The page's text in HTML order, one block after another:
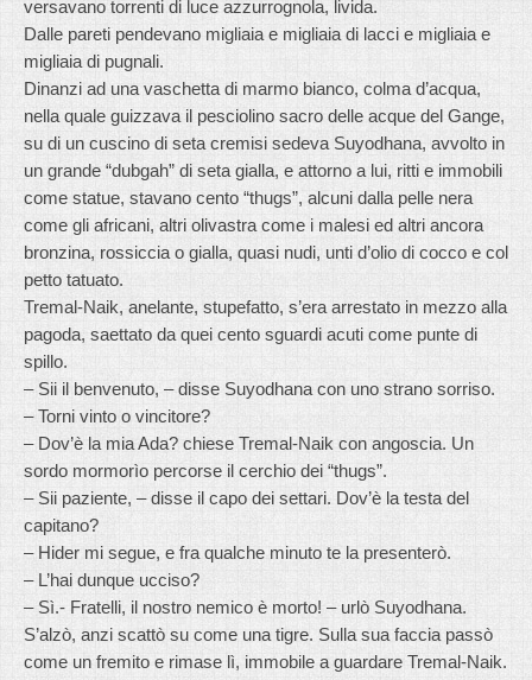
versavano torrenti di luce azzurrognola, livida.
Dalle pareti pendevano migliaia e migliaia di lacci e migliaia e
migliaia di pugnali.
Dinanzi ad una vaschetta di marmo bianco, colma d’acqua,
nella quale guizzava il pesciolino sacro delle acque del Gange,
su di un cuscino di seta cremisi sedeva Suyodhana, avvolto in
un grande “dubgah” di seta gialla, e attorno a lui, ritti e immobili
come statue, stavano cento “thugs”, alcuni dalla pelle nera
come gli africani, altri olivastra come i malesi ed altri ancora
bronzina, rossiccia o gialla, quasi nudi, unti d’olio di cocco e col
petto tatuato.
Tremal-Naik, anelante, stupefatto, s’era arrestato in mezzo alla
pagoda, saettato da quei cento sguardi acuti come punte di
spillo.
– Sii il benvenuto, – disse Suyodhana con uno strano sorriso.
– Torni vinto o vincitore?
– Dov’è la mia Ada? chiese Tremal-Naik con angoscia. Un
sordo mormorìo percorse il cerchio dei “thugs”.
– Sii paziente, – disse il capo dei settari. Dov’è la testa del
capitano?
– Hider mi segue, e fra qualche minuto te la presenterò.
– L’hai dunque ucciso?
– Sì.- Fratelli, il nostro nemico è morto! – urlò Suyodhana.
S’alzò, anzi scattò su come una tigre. Sulla sua faccia passò
come un fremito e rimase lì, immobile a guardare Tremal-Naik.